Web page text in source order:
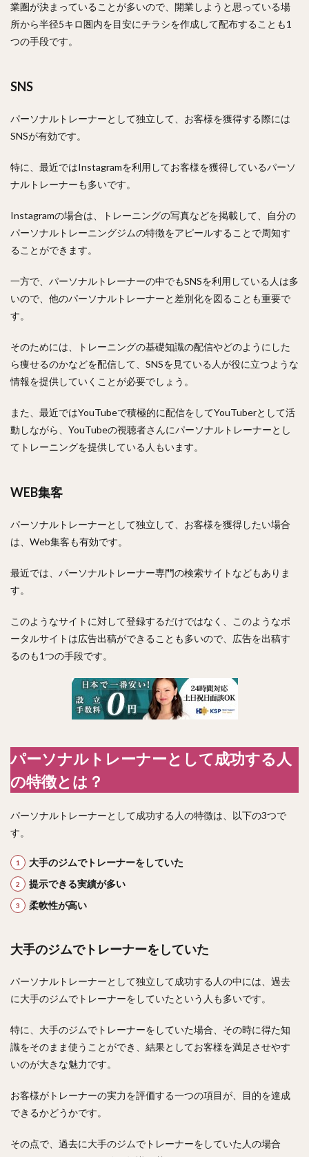
業圏が決まっていることが多いので、開業しようと思っている場
所から半径5キロ圏内を目安にチラシを作成して配布することも1
つの手段です。
SNS
パーソナルトレーナーとして独立して、お客様を獲得する際には
SNSが有効です。
特に、最近ではInstagramを利用してお客様を獲得しているパーソ
ナルトレーナーも多いです。
Instagramの場合は、トレーニングの写真などを掲載して、自分の
パーソナルトレーニングジムの特徴をアピールすることで周知す
ることができます。
一方で、パーソナルトレーナーの中でもSNSを利用している人は多
いので、他のパーソナルトレーナーと差別化を図ることも重要で
す。
そのためには、トレーニングの基礎知識の配信やどのようにした
ら痩せるのかなどを配信して、SNSを見ている人が役に立つような
情報を提供していくことが必要でしょう。
また、最近ではYouTubeで積極的に配信をしてYouTuberとして活
動しながら、YouTubeの視聴者さんにパーソナルトレーナーとし
てトレーニングを提供している人もいます。
WEB集客
パーソナルトレーナーとして独立して、お客様を獲得したい場合
は、Web集客も有効です。
最近では、パーソナルトレーナー専門の検索サイトなどもありま
す。
このようなサイトに対して登録するだけではなく、このようなポ
ータルサイトは広告出稿ができることも多いので、広告を出稿す
るのも1つの手段です。
パーソナルトレーナーとして成功する人
の特徴とは？
パーソナルトレーナーとして成功する人の特徴は、以下の3つで
す。
大手のジムでトレーナーをしていた
提示できる実績が多い
柔軟性が高い
大手のジムでトレーナーをしていた
パーソナルトレーナーとして独立して成功する人の中には、過去
に大手のジムでトレーナーをしていたという人も多いです。
特に、大手のジムでトレーナーをしていた場合、その時に得た知
識をそのまま使うことができ、結果としてお客様を満足させやす
いのが大きな魅力です。
お客様がトレーナーの実力を評価する一つの項目が、目的を達成
できるかどうかです。
その点で、過去に大手のジムでトレーナーをしていた人の場合